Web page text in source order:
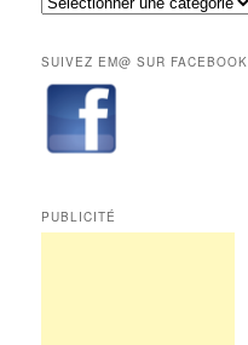
aux
de
Edition
Multimédi@
SUIVEZ EM@ SUR FACEBOOK
PUBLICITÉ